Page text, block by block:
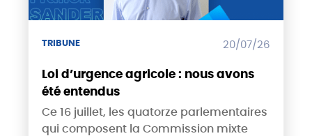
TRIBUNE 20/07/26
Loi d’urgence agricole : nous avons
été entendus
Ce 16 juillet, les quatorze parlementaires
qui composent la Commission mixte